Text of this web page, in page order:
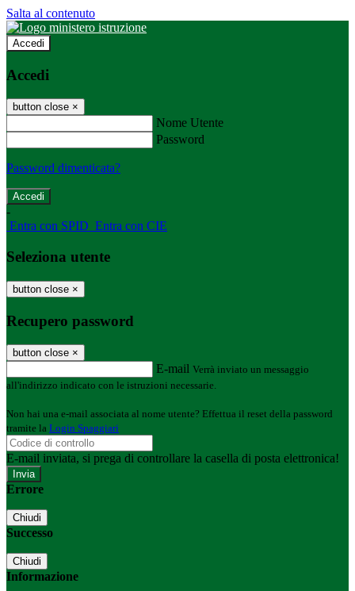
Salta al contenuto
Accedi
Accedi
button close ×
Nome Utente
Password
Password dimenticata?
-
Entra con SPID Entra con CIE
Seleziona utente
button close ×
Recupero password
button close ×
E-mail Verrà inviato un messaggio
all'indirizzo indicato con le istruzioni necessarie.
Non hai una e-mail associata al nome utente? Effettua il reset della password
tramite la Login Spaggiari
E-mail inviata, si prega di controllare la casella di posta elettronica!
Errore
Chiudi
Successo
Chiudi
Informazione